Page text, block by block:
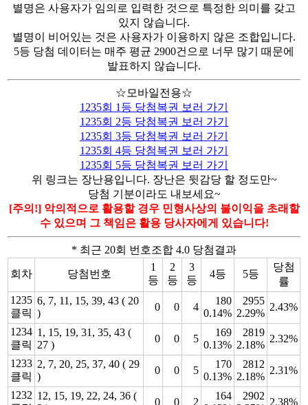
별명은 사용자가 임의로 입력한 것으로 특정한 의미를 갖고
있지 않습니다.
별명이 비어있는 것은 사용자가 이용하지 않은 조합입니다.
5등 당첨 데이터는 매주 평균 2900건으로 너무 많기 때문에
발표하지 않습니다.
☆모바일전용☆
1235회 1등 당첨복권 보러 가기
1235회 2등 당첨복권 보러 가기
1235회 3등 당첨복권 보러 가기
1235회 4등 당첨복권 보러 가기
1235회 5등 당첨복권 보러 가기
위 링크는 장난용입니다. 장난은 뒷감당 할 정도만~
당첨 기분이라도 내보세요~
[주의!] 악의적으로 활용할 경우 민형사상의 불이익을 초래할
수 있으며 그 책임은 활용 당사자에게 있습니다!
* 최근 20회 번호조합 4.0 당첨결과
회차 당첨번호
1
등
2
등
3
등
4등 5등
당첨
률
1235
클릭
6, 7, 11, 15, 39, 43 ( 20
)
0 0 4
180
0.14%
2955
2.29%
2.43%
1234
클릭
1, 15, 19, 31, 35, 43 (
27 )
0 0 5
169
0.13%
2819
2.18%
2.32%
1233
클릭
2, 7, 20, 25, 37, 40 ( 29
)
0 0 5
170
0.13%
2812
2.18%
2.31%
1232 12, 15, 19, 22, 24, 36 (
0 0 2
164
2902
2.38%